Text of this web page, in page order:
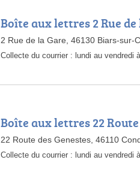
Boîte aux lettres 2 Rue de
2 Rue de la Gare, 46130 Biars-sur-
Collecte du courrier : lundi au vendredi
Boîte aux lettres 22 Route
22 Route des Genestes, 46110
Collecte du courrier : lundi au vendredi